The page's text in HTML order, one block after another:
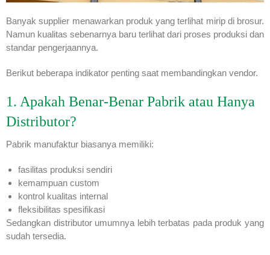
Banyak supplier menawarkan produk yang terlihat mirip di brosur.
Namun kualitas sebenarnya baru terlihat dari proses produksi dan
standar pengerjaannya.
Berikut beberapa indikator penting saat membandingkan vendor.
1. Apakah Benar-Benar Pabrik atau Hanya
Distributor?
Pabrik manufaktur biasanya memiliki:
fasilitas produksi sendiri
kemampuan custom
kontrol kualitas internal
fleksibilitas spesifikasi
Sedangkan distributor umumnya lebih terbatas pada produk yang
sudah tersedia.